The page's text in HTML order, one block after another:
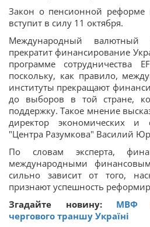
Закон о пенсионной реформе
вступит в силу 11 октября.
Международный валютный
прекратит финансирование
программе сотрудничества
поскольку, как правило,
институты прекращают
до выборов в той стране,
поддержку. Такое мнение
директор экономических и
"Центра Разумкова" Василий
По словам эксперта,
международными
сильно зависит от того,
признают успешность
Згадайте новину: МВФ
чергового траншу Україні